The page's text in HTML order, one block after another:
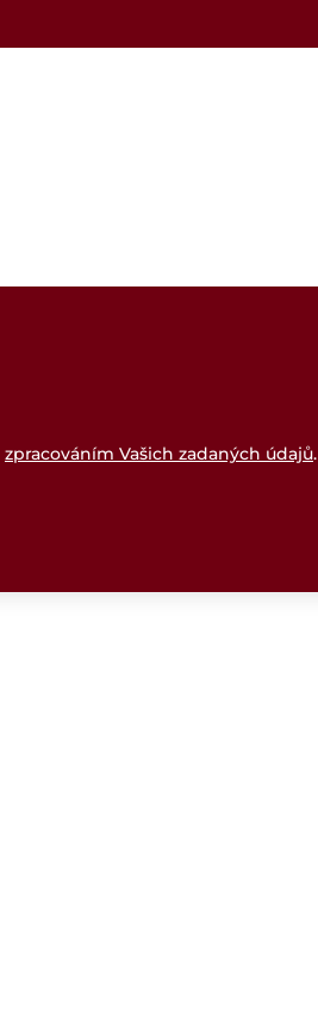
zpracováním Vašich zadaných údajů.